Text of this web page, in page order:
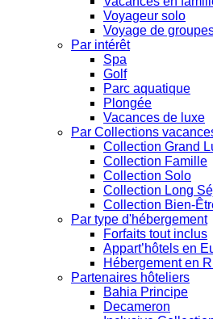
Voyageur solo
Voyage de
Par intérêt
Spa
Golf
Parc aquatique
Plongée
Vacances de luxe
Par Collections
Collection Grand
Collection Famille
Collection Solo
Collection Long
Collection Bien-
Par type d'hébergement
Forfaits tout inclus
Appart’hôtels en
Hébergement en
Partenaires hôteliers
Bahia Principe
Decameron